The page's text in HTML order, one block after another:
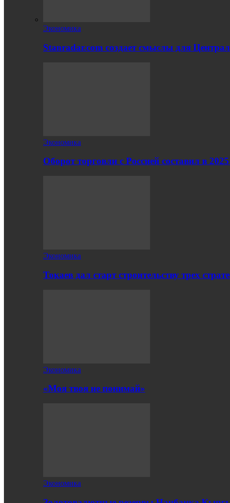
Экономика
Stanradar.com создает смыслы для
Экономика
Оборот торговли с Россией составил в
Экономика
Токаев дал старт строительству трех
Экономика
«Моя твоя не понимай»
Экономика